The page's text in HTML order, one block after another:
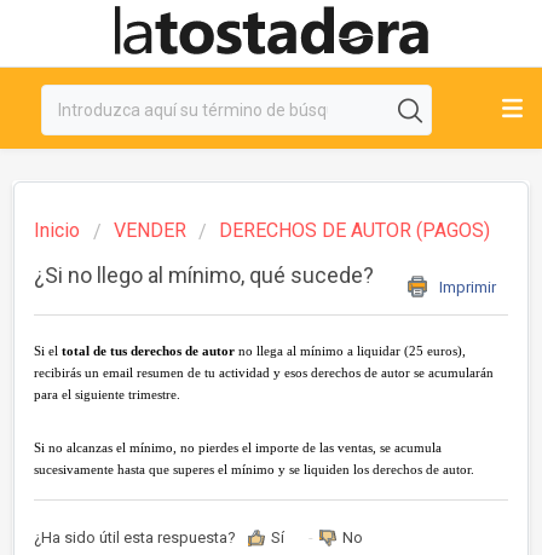
Inicio VENDER DERECHOS DE AUTOR (PAGOS)
¿Si no llego al mínimo, qué sucede? Imprimir
Si el total de tus derechos de autor no llega al mínimo a liquidar (25 euros),
recibirás un email resumen de tu actividad y esos derechos de autor se acumularán
para el siguiente trimestre.
Si no alcanzas el mínimo, no pierdes el importe de las ventas, se acumula
sucesivamente hasta que superes el mínimo y se liquiden los derechos de autor.
¿Ha sido útil esta respuesta? Sí No